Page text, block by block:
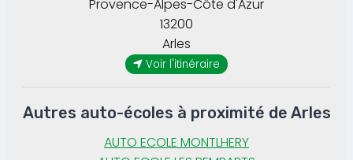
Arles
Provence-Alpes-Côte d'Azur
13200
Voir l'itinéraire
Autres auto-écoles à proximité de Arles
AUTO ECOLE MONTLHERY